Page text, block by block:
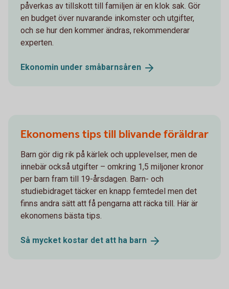
påverkas av tillskott till familjen är en klok sak. Gör
en budget över nuvarande inkomster och utgifter,
och se hur den kommer ändras, rekommenderar
experten.
Ekonomin under småbarnsåren
Ekonomens tips till blivande föräldrar
Barn gör dig rik på kärlek och upplevelser, men de
innebär också utgifter – omkring 1,5 miljoner kronor
per barn fram till 19-årsdagen. Barn- och
studiebidraget täcker en knapp femtedel men det
finns andra sätt att få pengarna att räcka till. Här är
ekonomens bästa tips.
Så mycket kostar det att ha barn